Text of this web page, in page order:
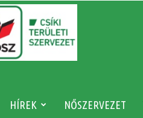
HÍREK NŐSZERVEZET